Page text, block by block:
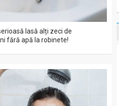
lasă alți zeci de
fără apă la robinete!